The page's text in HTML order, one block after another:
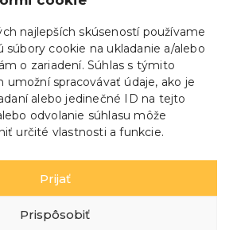
najlepších skúseností používame
súbory cookie na ukladanie a/alebo
o zariadení. Súhlas s týmito
spracovávať údaje, ako je
alebo jedinečné ID na tejto
odvolanie súhlasu môže
určité vlastnosti a funkcie.
Prijať
Prispôsobiť
porozprávajte sa s
si kávu a strávte
spoločnosti ľudí, s ktorými